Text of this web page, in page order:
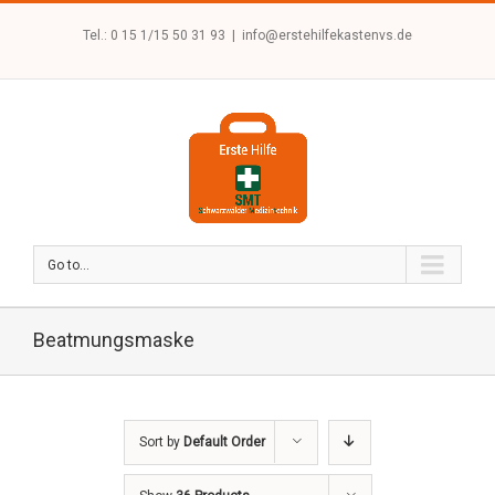
Tel.: 0 15 1/15 50 31 93 info@erstehilfekastenvs.de
Go to...
Beatmungsmaske
Sort by Default Order